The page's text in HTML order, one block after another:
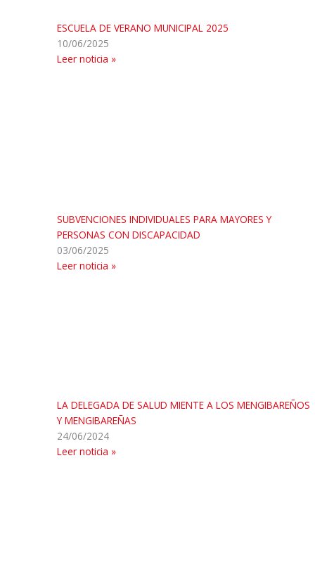
ESCUELA DE VERANO MUNICIPAL 2025
10/06/2025
Leer noticia »
SUBVENCIONES INDIVIDUALES PARA MAYORES Y
PERSONAS CON DISCAPACIDAD
03/06/2025
Leer noticia »
LA DELEGADA DE SALUD MIENTE A LOS MENGIBAREÑOS
Y MENGIBAREÑAS
24/06/2024
Leer noticia »